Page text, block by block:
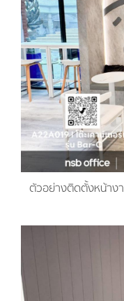
ตัวอย่างติดตั้งหน้างา